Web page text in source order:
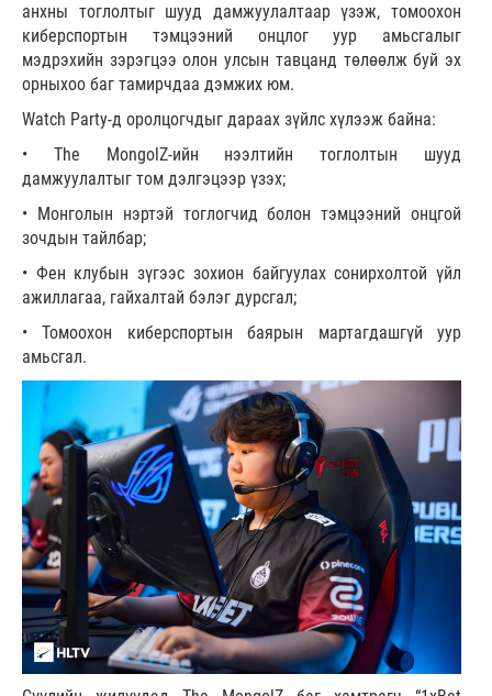
анхны тоглолтыг шууд дамжуулалтаар үзэж, томоохон
киберспортын тэмцээний онцлог уур амьсгалыг
мэдрэхийн зэрэгцээ олон улсын тавцанд төлөөлж буй эх
орныхоо баг тамирчдаа дэмжих юм.
Watch Party-д оролцогчдыг дараах зүйлс хүлээж байна:
• The MongolZ-ийн нээлтийн тоглолтын шууд
дамжуулалтыг том дэлгэцээр үзэх;
• Монголын нэртэй тоглогчид болон тэмцээний онцгой
зочдын тайлбар;
• Фен клубын зүгээс зохион байгуулах сонирхолтой үйл
ажиллагаа, гайхалтай бэлэг дурсгал;
• Томоохон киберспортын баярын мартагдашгүй уур
амьсгал.